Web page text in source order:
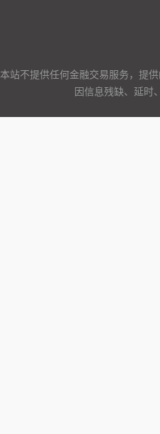
本站不提供任何金融交易服务，提
因信息残缺、延时